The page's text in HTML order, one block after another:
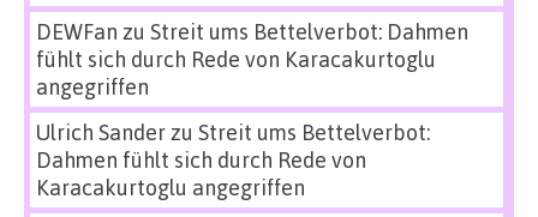
DEWFan zu Streit ums Bettelverbot: Dahmen
fühlt sich durch Rede von Karacakurtoglu
angegriffen
Ulrich Sanderzu Streit ums Bettelverbot:
Dahmen fühlt sich durch Rede von
Karacakurtoglu angegriffen